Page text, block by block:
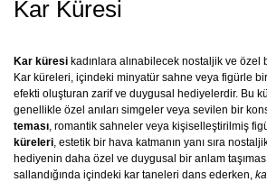
Kar Küresi
Kar küresi kadınlara alınabilecek nostaljik ve özel
Kar küreleri, içindeki minyatür sahne veya figürle
efekti oluşturan zarif ve duygusal hediyelerdir. Bu
genellikle özel anıları simgeler veya sevilen bir
teması, romantik sahneler veya kişiselleştirilmiş
küreleri, estetik bir hava katmanın yanı sıra
hediyenin daha özel ve duygusal bir anlam
sallandığında içindeki kar taneleri dans ederken,